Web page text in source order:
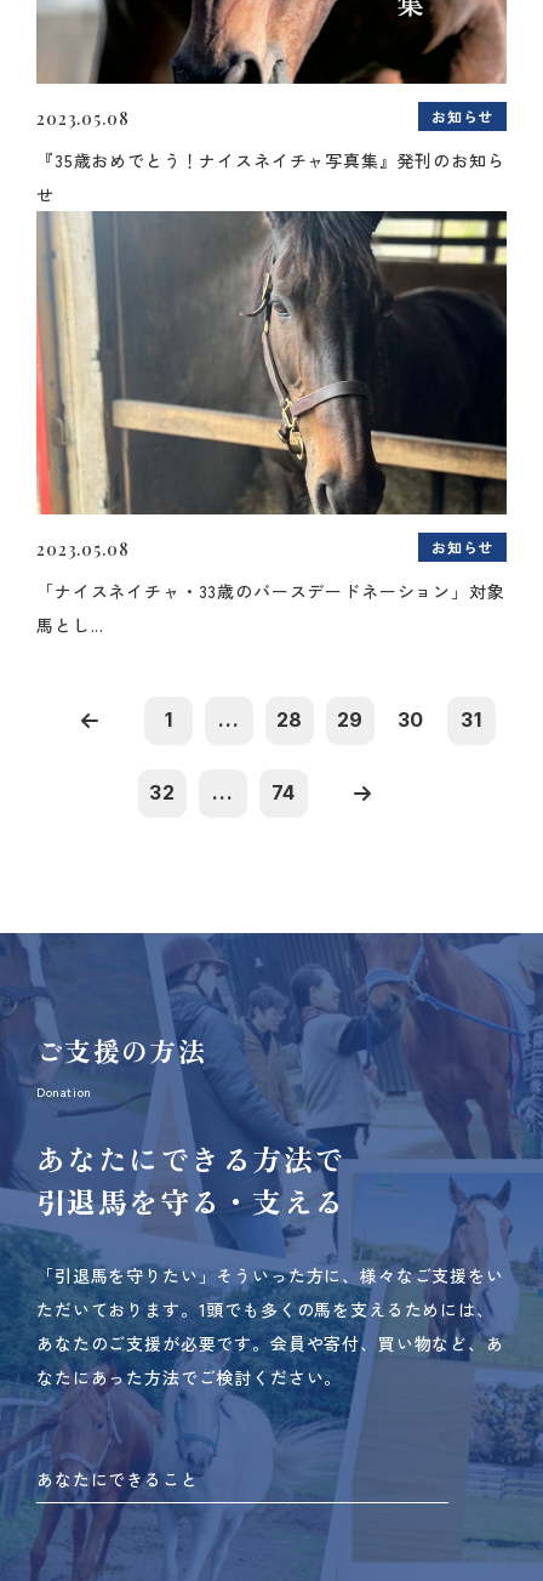
2023.05.08 お知らせ
『35歳おめでとう！ナイスネイチャ写真集』発刊のお知ら
せ
2023.05.08 お知らせ
「ナイスネイチャ・33歳のバースデードネーション」対象
馬とし...
1 ... 28 29 30 31
32 ... 74
ご支援の方法
Donation
あなたにできる方法で
引退馬を守る・支える
「引退馬を守りたい」そういった方に、様々なご支援をい
ただいております。 1頭でも多くの馬を支えるためには、
あなたのご支援が必要です。 会員や寄付、買い物など、あ
なたにあった方法でご検討ください。
あなたにできること